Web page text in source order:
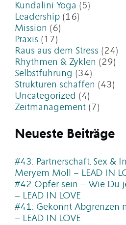
Kundalini Yoga (5)
Leadership (16)
Mission (6)
Praxis (17)
Raus aus dem Stress (24)
Rhythmen & Zyklen (29)
Selbstführung (34)
Strukturen schaffen (43)
Uncategorized (4)
Zeitmanagement (7)
Neueste Beiträge
#43: Partnerschaft, Sex &
Meryem Moll – LEAD IN
#42 Opfer sein – Wie Du
– LEAD IN LOVE
#41: Gekonnt Abgrenzen
– LEAD IN LOVE